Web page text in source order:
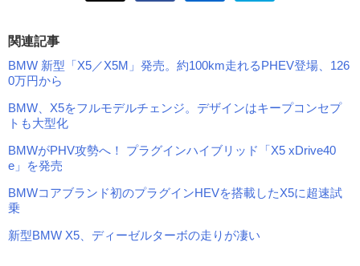
関連記事
BMW 新型「X5／X5M」発売。約100km走れるPHEV登場、126
0万円から
BMW、X5をフルモデルチェンジ。デザインはキープコンセプ
トも大型化
BMWがPHV攻勢へ！ プラグインハイブリッド「X5 xDrive40
e」を発売
BMWコアブランド初のプラグインHEVを搭載したX5に超速試
乗
新型BMW X5、ディーゼルターボの走りが凄い